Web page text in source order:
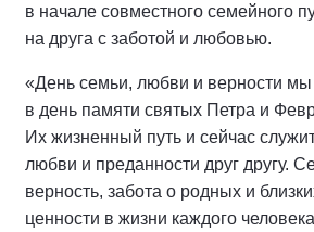
в начале совместного семейного
на друга с заботой и любовью.
«День семьи, любви и верности
в день памяти святых Петра и
Их жизненный путь и сейчас
любви и преданности друг другу.
верность, забота о родных и
ценности в жизни каждого